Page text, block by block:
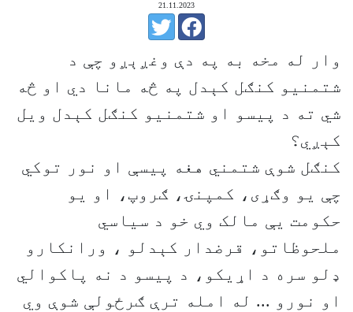
21.11.2023
وار له مخه به په دې وغږېږو چې د
شتمنيو کنګل کېدل په څه مانا دي او څه
شي ته د پيسو او شتمنيو کنګل کېدل ويل
کېږي؟
کنګل شوې شتمني هغه پيسې او نور توکي
چې يو وګړی، کمپنۍ، ګروپ، او يو
حکومت یې مالک وي خو د سياسي
ملحوظاتو، قرضدار کېدلو ، ورانکارو
ډلو سره د اړيکو، د پيسو د نه پاکوالي
او نورو ... له امله ترې ګرځولې شوې وي